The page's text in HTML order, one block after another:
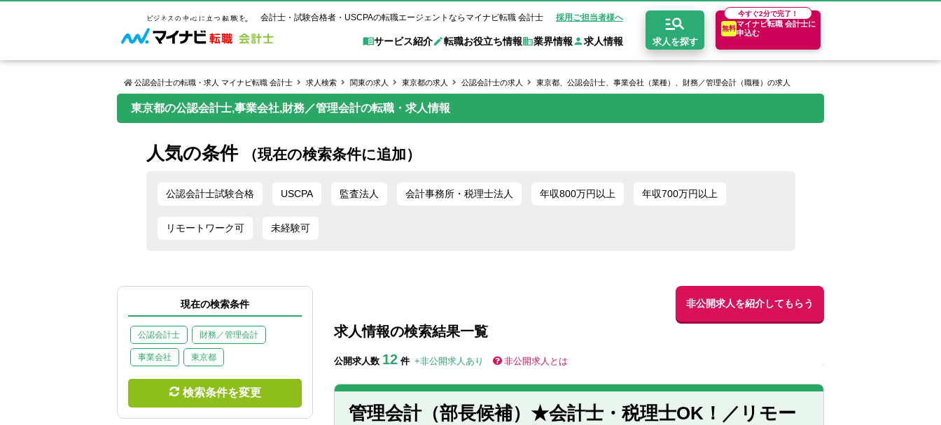
会計士・試験合格者・USCPAの転職エージェントならマイナビ転職 会計士 採用ご担当者様へ
求人を探す
今すぐ2分で完了！
無料
マイナビ転職 会計士に
申込む
サービス紹介
マイナビ転職 会計士とは？
ご利用の流れ
Web面談サービス
転職成功事例
転職お役立ち情報
年齢別転職ポイント
2回目以降の転職の方へ
女性会計士の転職
未経験分野への転職 WEB面接完全ガイド
業界情報
受験資格・申し込み手順
試験合格後の流れ 監査法人 事業会社
求人情報
公認会計士
USCPA（米国公認会計士）
会計事務所・税理士法人 事業会社
東海
公認会計士の転職・求人 マイナビ転職 会計士 求人検索 関東の求人 東京都の求人 公認会計士の求人 東京都、公認会計士、事業会社（業種）、財務／管理会計（職種）の求人
東京都の公認会計士,事業会社,財務／管理会計の転職・求人情報
人気の条件 （現在の検索条件に追加）
公認会計士試験合格 USCPA 監査法人 会計事務所・税理士法人 年収800万円以上 年収700万円以上
リモートワーク可 未経験可
現在の検索条件
公認会計士 財務／管理会計
事業会社 東京都
検索条件を変更
求人情報の検索結果一覧
公開求人数 12 件 +非公開求人あり 非公開求人とは
非公開求人を紹介してもらう
管理会計（部長候補）★会計士・税理士OK！／リモー